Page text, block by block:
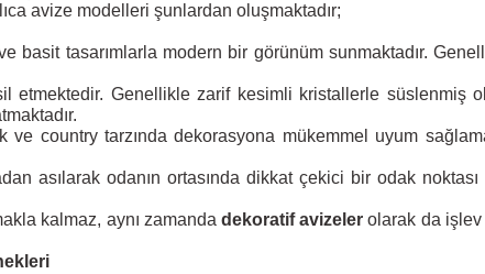
avize modelleri şunlardan oluşmaktadır;
basit tasarımlarla modern bir görünüm sunmaktadır.
etmektedir. Genellikle zarif kesimli kristallerle süslenmiş
ve country tarzında dekorasyona mükemmel uyum
asılarak odanın ortasında dikkat çekici bir odak
kalmaz, aynı zamanda dekoratif avizeler olarak da işlev